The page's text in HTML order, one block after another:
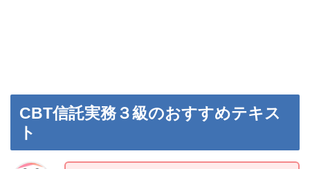
CBT信託実務３級のおすすめテキス
ト